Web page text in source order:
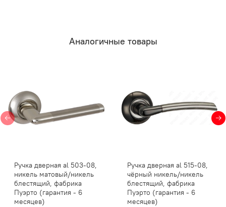
Аналогичные товары
Ручка дверная al 503-08,
никель матовый/никель
блестящий, фабрика
Пуэрто (гарантия - 6
месяцев)
Ручка дверная al 515-08,
чёрный никель/никель
блестящий, фабрика
Пуэрто (гарантия - 6
месяцев)